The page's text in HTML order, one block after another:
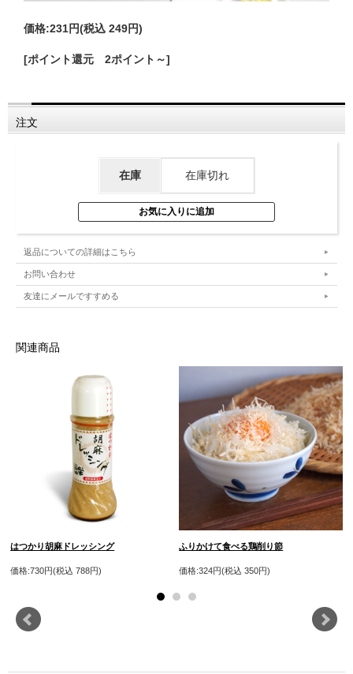
価格:231円(税込 249円)
[ポイント還元 2ポイント～]
注文
在庫 在庫切れ
返品についての詳細はこちら
お問い合わせ
友達にメールですすめる
関連商品
はつかり胡麻ドレッシング
価格:730円(税込 788円)
ふりかけて食べる鶏削り節
価格:324円(税込 350円)